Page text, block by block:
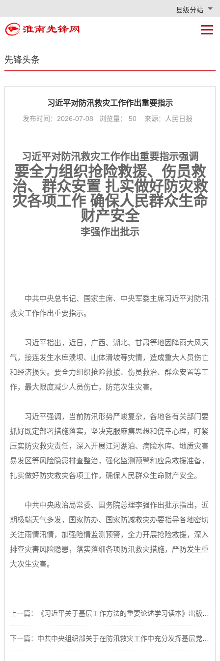
县级分站
先锋头条
习近平对防汛救灾工作作出重要指示
发布时间：2026-07-08 浏览量： 50 来源：人民日报
习近平对防汛救灾工作作出重要指示强调
要全力组织抢险救援、伤员救
治、群众安置 扎实做好防灾救
灾各项工作 确保人民群众生命
财产安全
李强作出批示
中共中央总书记、国家主席、中央军委主席习近平对防汛
救灾工作作出重要指示。
习近平指出，近日，广西、湖北、甘肃等地因降雨大风天
气，接连发生水库溃坝、山体滑坡等灾情，造成重大人员伤亡
和经济损失。要全力组织抢险救援、伤员救治、群众安置等工
作，最大限度减少人员伤亡，防范次生灾害。
习近平强调，当前防汛形势严峻复杂，各地各有关部门要
抓好既定部署措施落实，坚决克服麻痹思想和侥幸心理，盯紧
压实防灾救灾责任，深入开展江河湖泊、病险水库、地质灾害
易发区等风险隐患排查整治，强化监测预警和应急救援准备，
扎实做好防灾救灾各项工作，确保人民群众生命财产安全。
中共中央政治局常委、国务院总理李强作出批示指出，近
期极端天气多发，国家防办、国家防减救灾办要指导各地密切
关注雨情汛情，加强险情监测预警，全力开展抢险救援，深入
排查灾害风险隐患，落实落细各项防汛救灾措施，严防发生重
大次生灾害。